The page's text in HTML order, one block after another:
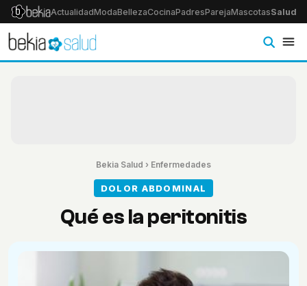
ActualidadModaBellezaCocinaPadresParejaMascotasSalud
Bekia Salud › Enfermedades
DOLOR ABDOMINAL
Qué es la peritonitis